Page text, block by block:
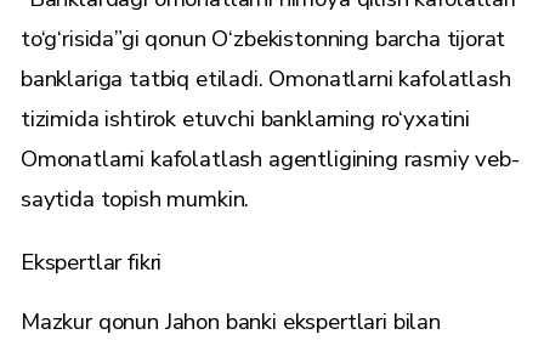
to‘g‘risida”gi qonun O‘zbekistonning barcha tijorat
banklariga tatbiq etiladi. Omonatlarni kafolatlash
tizimida ishtirok etuvchi banklarning ro‘yxatini
Omonatlarni kafolatlash agentligining rasmiy veb-
saytida topish mumkin.
Ekspertlar fikri
Mazkur qonun Jahon banki ekspertlari bilan